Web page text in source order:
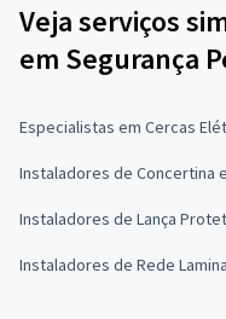
Veja serviços
em Segurança
Especialistas em Cercas
Instaladores de Concertina
Instaladores de Lança
Instaladores de Rede